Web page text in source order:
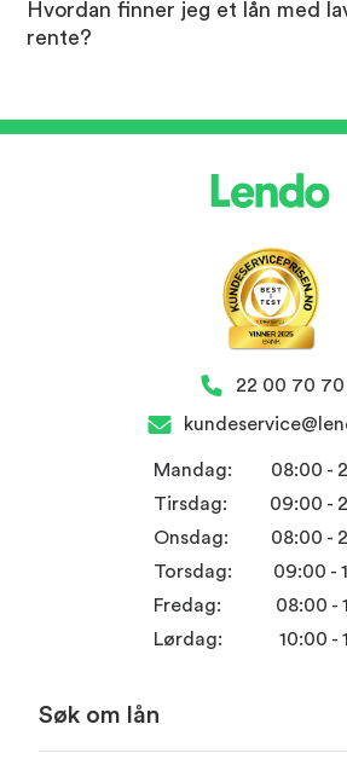
Hvordan finner jeg et lån med
rente?
22 00 70 70
Mandag:
08:00 -
Tirsdag:
09:00 -
Onsdag:
08:00 -
Torsdag:
09:00 -
Fredag:
08:00 -
Lørdag:
10:00 -
Søk om lån